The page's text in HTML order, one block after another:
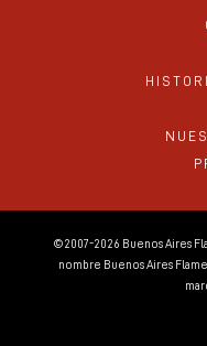
©2007-2026 Buenos Aires
nombre Buenos Aires